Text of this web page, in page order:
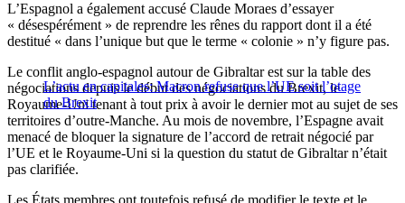
L’Espagnol a également accusé Claude Moraes d’essayer
« désespérément » de reprendre les rênes du rapport dont il a été
destitué « dans l’unique but que le terme « colonie » n’y figure pas.
L’actu en capitales: Macron refuse que l’UE soit l’otage
du Brexit
Le conflit anglo-espagnol autour de Gibraltar est sur la table des
négociations depuis le début des négociations du Brexit, le
Royaume-Uni tenant à tout prix à avoir le dernier mot au sujet de ses
territoires d’outre-Manche. Au mois de novembre, l’Espagne avait
menacé de bloquer la signature de l’accord de retrait négocié par
l’UE et le Royaume-Uni si la question du statut de Gibraltar n’était
pas clarifiée.